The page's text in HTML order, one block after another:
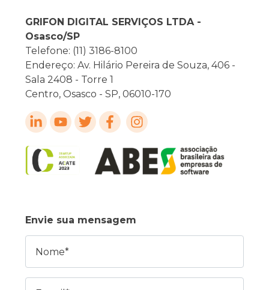
GRIFON DIGITAL SERVIÇOS LTDA -
Osasco/SP
Telefone: (11) 3186-8100
Endereço: Av. Hilário Pereira de Souza, 406 -
Sala 2408 - Torre 1
Centro, Osasco - SP, 06010-170
Envie sua mensagem